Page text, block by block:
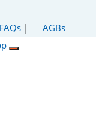
FAQs | AGBs